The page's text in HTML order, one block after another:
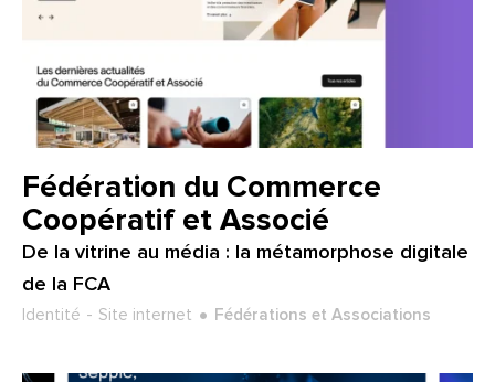
Client :
Fédération du Commerce
Coopératif et Associé
De la vitrine au média : la métamorphose digitale
de la FCA
Type de projet :
Identité Site internet
Secteur : Fédérations et Associations